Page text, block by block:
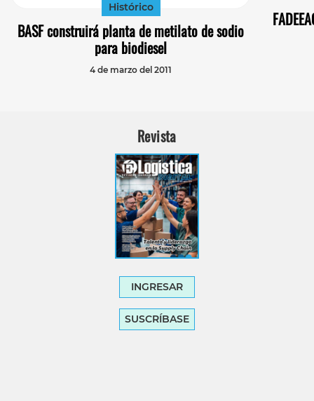
Histórico
BASF construirá planta de metilato de sodio
para biodiesel
4 de marzo del 2011
Revista
INGRESAR
SUSCRÍBASE